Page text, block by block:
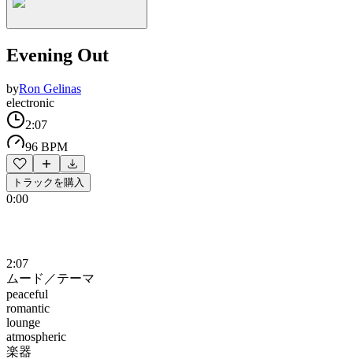
Evening Out
byRon Gelinas
electronic
2:07
96 BPM
トラックを購入
0:00
2:07
ムード／テーマ
peaceful
romantic
lounge
atmospheric
楽器